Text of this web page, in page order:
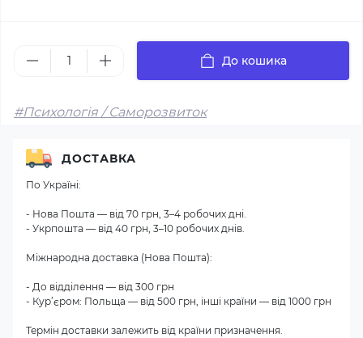
До кошика
#Психологія / Саморозвиток
ДОСТАВКА
По Україні:
- Нова Пошта — від 70 грн, 3–4 робочих дні.
- Укрпошта — від 40 грн, 3–10 робочих днів.
Міжнародна доставка (Нова Пошта):
- До відділення — від 300 грн
- Кур’єром: Польща — від 500 грн, інші країни — від 1000 грн
Термін доставки залежить від країни призначення.